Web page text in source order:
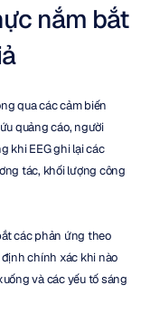
nắm bắt
qua các cảm biến
quảng cáo, người
khi EEG ghi lại các
tác, khối lượng công
các phản ứng theo
chính xác khi nào
và các yếu tố sáng